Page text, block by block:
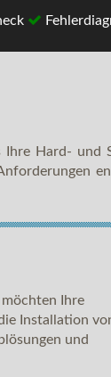
Ihre Hard- und
Ihre
Installation
und